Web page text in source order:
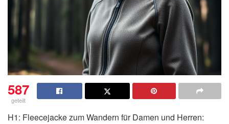
587
geteilt
H1: Fleecejacke zum Wandern für Damen und Herren: